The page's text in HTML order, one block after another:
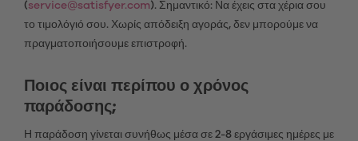
(service@satisfyer.com). Σημαντικό: Να έχεις στα χέρια σου
το τιμολόγιό σου. Χωρίς απόδειξη αγοράς, δεν μπορούμε να
πραγματοποιήσουμε επιστροφή.
Ποιος είναι περίπου ο χρόνος
παράδοσης;
Η παράδοση γίνεται συνήθως μέσα σε 2-8 εργάσιμες ημέρες με